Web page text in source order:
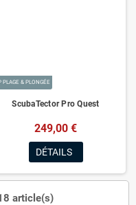
PLAGE & PLONGÉE
ScubaTector Pro Quest
249,00 €
DÉTAILS
article(s)